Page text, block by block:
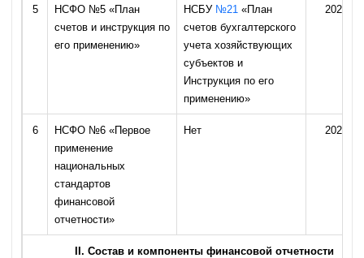
5
НСФО №5 «План
счетов и инструкция по
его применению»
НСБУ №21 «План
счетов бухгалтерского
учета хозяйствующих
субъектов и
Инструкция по его
применению»
2026
6
НСФО №6 «Первое
применение
национальных
стандартов
финансовой
отчетности»
Нет 2026
II. Состав и компоненты финансовой отчетности